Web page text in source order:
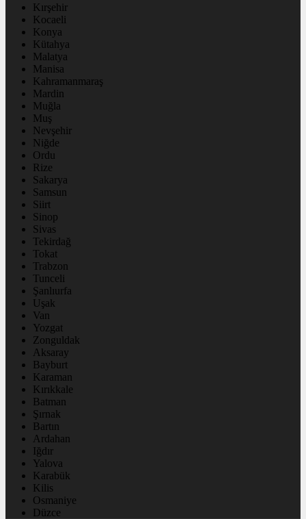
Kırşehir
Kocaeli
Konya
Kütahya
Malatya
Manisa
Kahramanmaraş
Mardin
Muğla
Muş
Nevşehir
Niğde
Ordu
Rize
Sakarya
Samsun
Siirt
Sinop
Sivas
Tekirdağ
Tokat
Trabzon
Tunceli
Şanlıurfa
Uşak
Van
Yozgat
Zonguldak
Aksaray
Bayburt
Karaman
Kırıkkale
Batman
Şırnak
Bartın
Ardahan
Iğdır
Yalova
Karabük
Kilis
Osmaniye
Düzce